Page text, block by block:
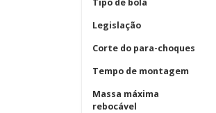
Tipo de bola
Legislação
Corte do para-choques
Tempo de montagem
Massa máxima
rebocável